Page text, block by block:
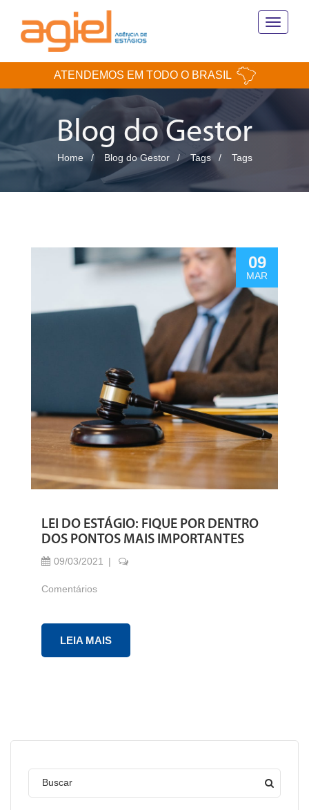
Toggle
ATENDEMOS EM TODO O BRASIL
Blog do Gestor
Home Blog do Gestor Tags Tags
09
MAR
LEI DO ESTÁGIO: FIQUE POR DENTRO
DOS PONTOS MAIS IMPORTANTES
09/03/2021
Comentários
LEIA MAIS
Buscar